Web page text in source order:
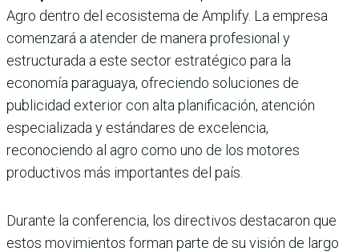
Agro dentro del ecosistema de Amplify. La empresa
comenzará a atender de manera profesional y
estructurada a este sector estratégico para la
economía paraguaya, ofreciendo soluciones de
publicidad exterior con alta planificación, atención
especializada y estándares de excelencia,
reconociendo al agro como uno de los motores
productivos más importantes del país.
Durante la conferencia, los directivos destacaron que
estos movimientos forman parte de su visión de largo